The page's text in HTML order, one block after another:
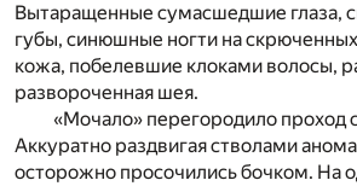
Вытаращенные сумасшедшие глаза,
губы, синюшные ногти на
кожа, побелевшие клоками волосы,
развороченная шея.
«Мочало» перегородило проход
Аккуратно раздвигая стволами
осторожно просочились бочком. На